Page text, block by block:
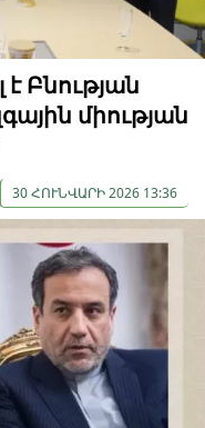
Բնության
միության
30 ՀՈՒՆՎԱՐԻ 2026 13:36